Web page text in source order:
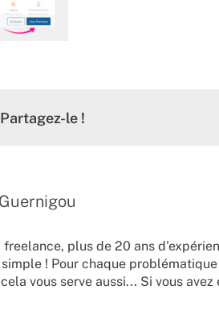
le !
freelance, plus de 20 ans
! Pour chaque
vous serve aussi... Si vous